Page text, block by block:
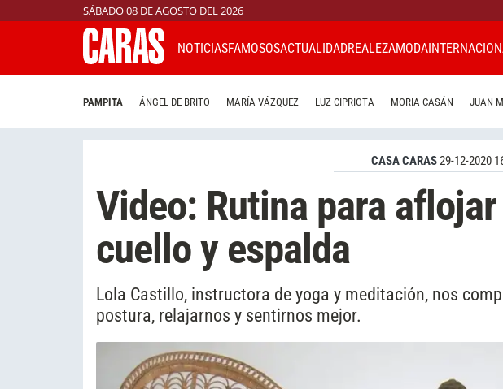
SÁBADO 08 DE AGOSTO DEL 2026
NOTICIASFAMOSOSACTUALIDADREALEZAMODA
PAMPITA ÁNGEL DE BRITO MARÍA VÁZQUEZ LUZ CIPRIOTA MORIA CASÁN JUAN
CASA CARAS29-12-2020
Video: Rutina para
cuello y espalda
Lola Castillo, instructora de yoga y meditación, nos
postura, relajarnos y sentirnos mejor.